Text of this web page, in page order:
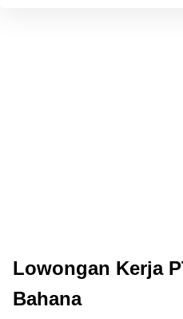
Lowongan Kerja
Bahana